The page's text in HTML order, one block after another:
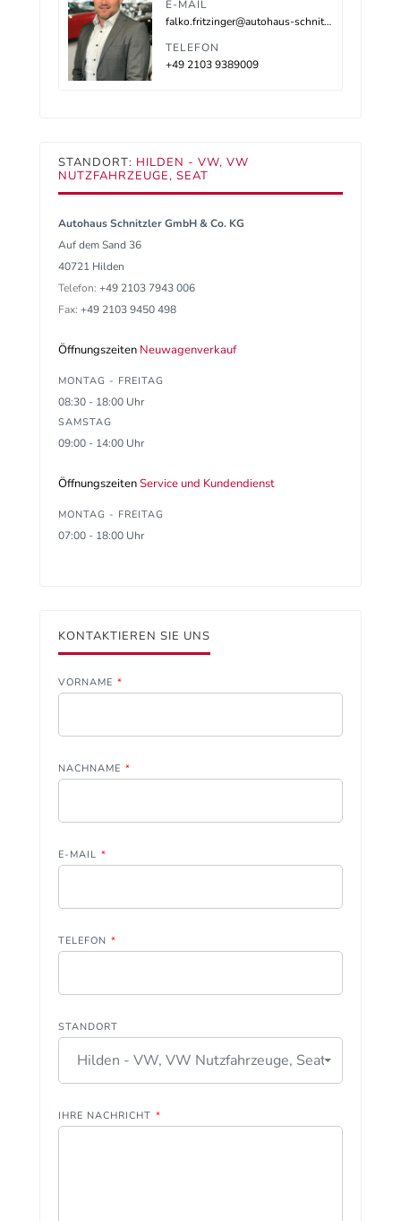
E-MAIL
falko.fritzinger@autohaus-schnitzler.de
TELEFON
+49 2103 9389009
STANDORT: HILDEN - VW, VW
NUTZFAHRZEUGE, SEAT
Autohaus Schnitzler GmbH & Co. KG
Auf dem Sand 36
40721 Hilden
Telefon: +49 2103 7943 006
Fax: +49 2103 9450 498
Öffnungszeiten Neuwagenverkauf
MONTAG - FREITAG
08:30 - 18:00 Uhr
SAMSTAG
09:00 - 14:00 Uhr
ÖffnungszeitenService und Kundendienst
MONTAG - FREITAG
07:00 - 18:00 Uhr
KONTAKTIEREN SIE UNS
VORNAME *
NACHNAME *
E-MAIL *
TELEFON *
STANDORT
Hilden - VW, VW Nutzfahrzeuge, Seat
IHRE NACHRICHT *